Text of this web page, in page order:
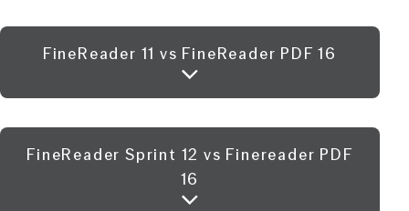
FineReader 11 vs FineReader PDF 16
FineReader Sprint 12 vs Finereader PDF
16